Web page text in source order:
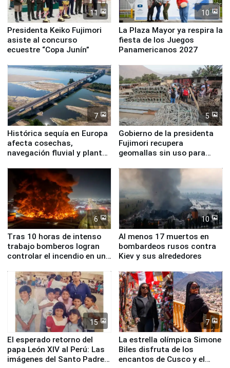
11
Presidenta Keiko Fujimori
asiste al concurso
ecuestre “Copa Junín”
10
La Plaza Mayor ya respira la
fiesta de los Juegos
Panamericanos 2027
7
Histórica sequía en Europa
afecta cosechas,
navegación fluvial y plantas
5
Gobierno de la presidenta
Fujimori recupera
geomallas sin uso para
Fenómeno El Niño
6
Tras 10 horas de intenso
trabajo bomberos logran
controlar el incendio en una
de Chile
10
Al menos 17 muertos en
bombardeos rusos contra
Kiev y sus alrededores
15
El esperado retorno del
papa León XIV al Perú: Las
imágenes del Santo Padre
7
La estrella olímpica Simone
Biles disfruta de los
encantos de Cusco y el